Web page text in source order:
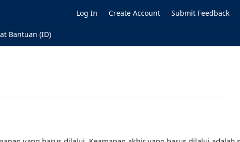
Log In Create Account Submit Feedback
Bantuan (ID)